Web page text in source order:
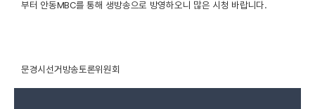
부터 안동MBC를 통해 생방송으로 방영하오니 많은 시청 바랍니다.
문경시선거방송토론위원회